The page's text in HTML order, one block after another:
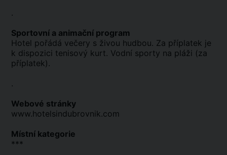
.
Sportovní a animační program
Hotel pořádá večery s živou hudbou. Za příplatek je
k dispozici tenisový kurt. Vodní sporty na pláži (za
příplatek).
.
Webové stránky
www.hotelsindubrovnik.com
Místní kategorie
***